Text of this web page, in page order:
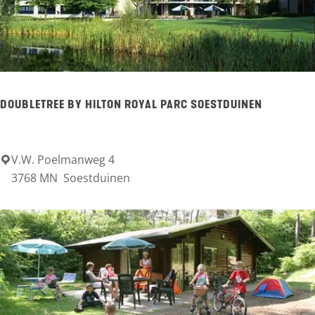
k
h
o
r
n
t
e
t
r
a
s
DOUBLETREE BY HILTON ROYAL PARC SOESTDUINEN
D
u
b
l
e
T
V.W. Poelmanweg 4
3768 MN Soestduinen